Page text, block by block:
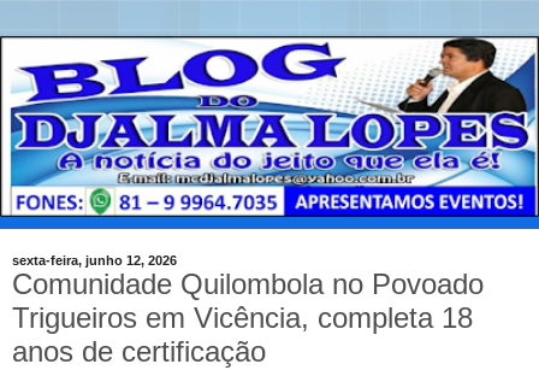
sexta-feira, junho 12, 2026
Comunidade Quilombola no Povoado
Trigueiros em Vicência, completa 18
anos de certificação